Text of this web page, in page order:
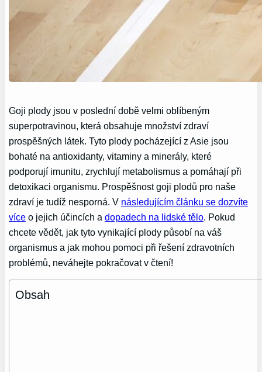
Goji plody jsou v poslední době velmi oblíbeným
superpotravinou, která obsahuje množství zdraví
prospěšných látek. Tyto plody pocházející z Asie jsou
bohaté na antioxidanty, vitaminy a minerály, které
podporují imunitu, zrychlují metabolismus a pomáhají při
detoxikaci organismu. Prospěšnost goji plodů pro naše
zdraví je tudíž nesporná. V následujícím článku se dozvíte
více o jejich účincích adopadech na lidské tělo. Pokud
chcete vědět, jak tyto vynikající plody působí na váš
organismus a jak mohou pomoci při řešení zdravotních
problémů, neváhejte pokračovat v čtení!
Obsah